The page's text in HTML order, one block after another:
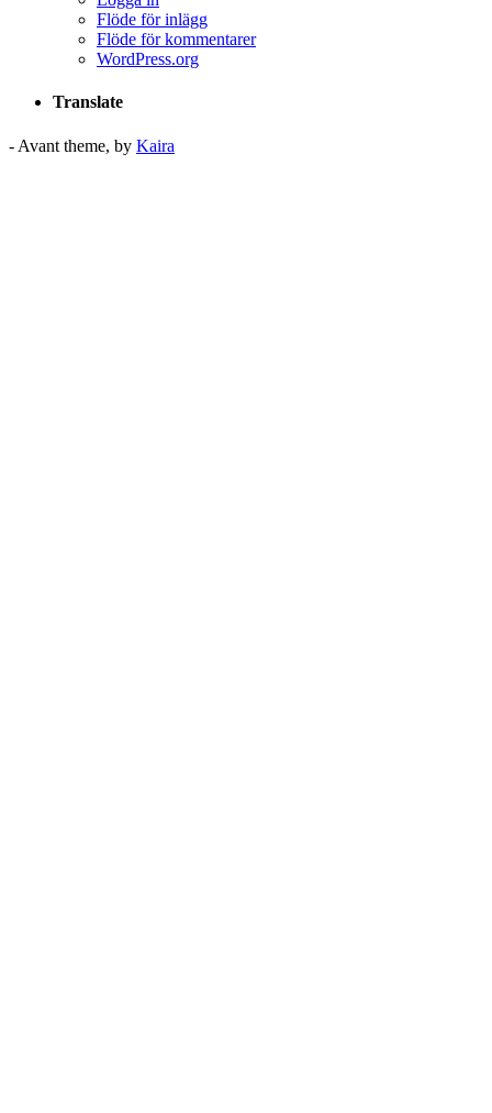
Flöde för inlägg
Flöde för kommentarer
WordPress.org
Translate
- Avant theme, by Kaira